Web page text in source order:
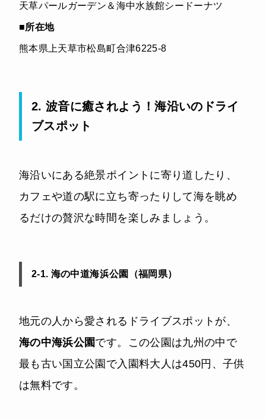
天草パールガーデン＆海中水族館シードーナツ
■所在地
熊本県上天草市松島町合津6225-8
2. 波音に癒されよう！海沿いのドライ
ブスポット
海沿いにある絶景ポイントに寄り道したり、
カフェや道の駅に立ち寄ったりして海を眺め
るだけの贅沢な時間を楽しみましょう。
2-1. 海の中道海浜公園（福岡県）
地元の人から愛されるドライブスポットが、
海の中海浜公園です。この公園は九州の中で
最も古い国立公園で入園料大人は450円、子供
は無料です。